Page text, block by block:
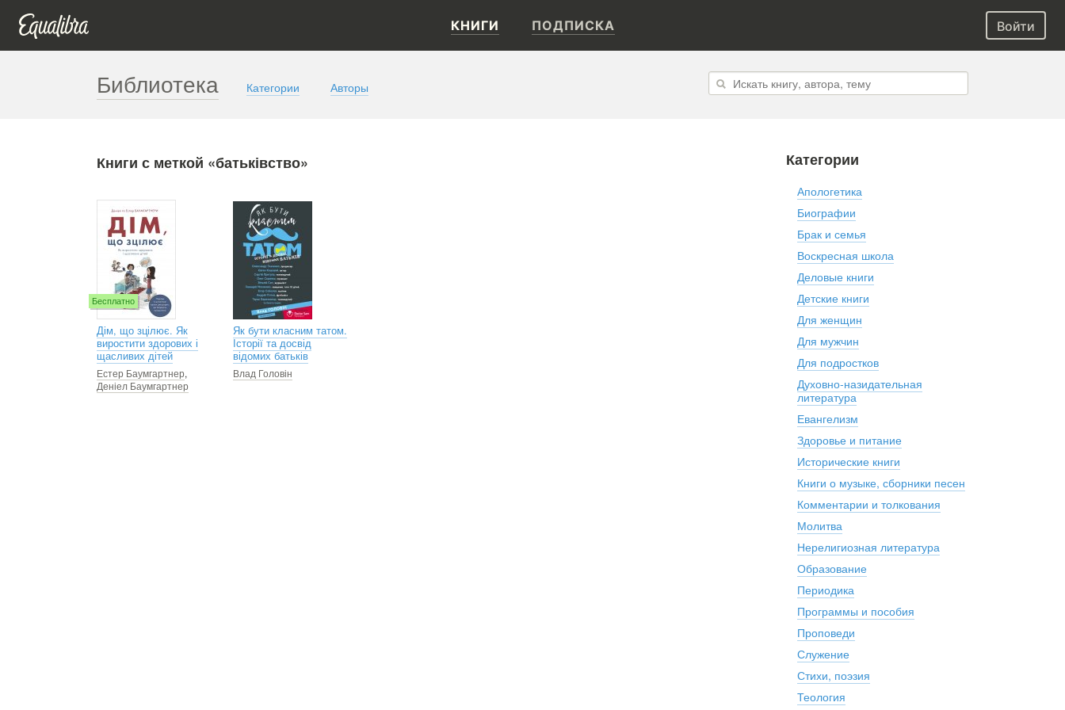
КНИГИ ПОДПИСКА Войти
Библиотека Категории Авторы
Книги с меткой «батьківство»
Бесплатно
Дім, що зцілює. Як
виростити здорових і
щасливих дітей
Естер Баумгартнер,
Деніел Баумгартнер
Як бути класним татом.
Історії та досвід
відомих батьків
Влад Головін
Категории
Апологетика
Биографии
Брак и семья
Воскресная школа
Деловые книги
Детские книги
Для женщин
Для мужчин
Для подростков
Духовно-назидательная
литература
Евангелизм
Здоровье и питание
Исторические книги
Книги о музыке, сборники песен
Комментарии и толкования
Молитва
Нерелигиозная литература
Образование
Периодика
Программы и пособия
Проповеди
Служение
Стихи, поэзия
Теология